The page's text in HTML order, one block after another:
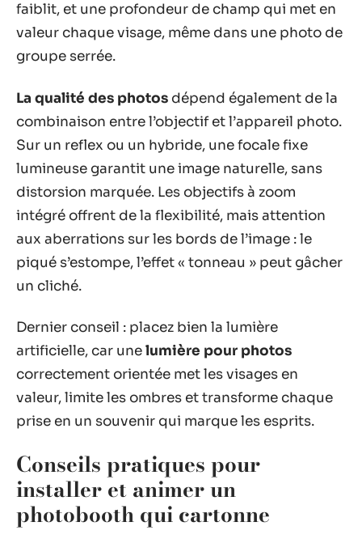
faiblit, et une profondeur de champ qui met en
valeur chaque visage, même dans une photo de
groupe serrée.
La qualité des photos dépend également de la
combinaison entre l’objectif et l’appareil photo.
Sur un reflex ou un hybride, une focale fixe
lumineuse garantit une image naturelle, sans
distorsion marquée. Les objectifs à zoom
intégré offrent de la flexibilité, mais attention
aux aberrations sur les bords de l’image : le
piqué s’estompe, l’effet « tonneau » peut gâcher
un cliché.
Dernier conseil : placez bien la lumière
artificielle, car unelumière pour photos
correctement orientée met les visages en
valeur, limite les ombres et transforme chaque
prise en un souvenir qui marque les esprits.
Conseils pratiques pour
installer et animer un
photobooth qui cartonne